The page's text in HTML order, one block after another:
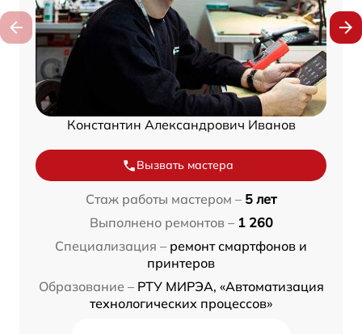
Константин Александрович Иванов
Вызвать мастера
Стаж работы мастером – 5 лет
Выполнено ремонтов – 1 260
Специализация – ремонт смартфонов и
принтеров
Образование – РТУ МИРЭА, «Автоматизация
технологических процессов»